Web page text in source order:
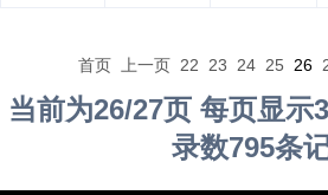
首页 上一页 22 23 24 25 26
当前为26/27页 每页显示
录数795条